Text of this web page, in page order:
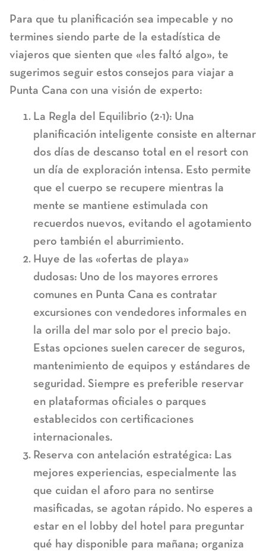
Para que tu planificación sea impecable y no
termines siendo parte de la estadística de
viajeros que sienten que «les faltó algo», te
sugerimos seguir estos consejos para viajar a
Punta Cana con una visión de experto:
La Regla del Equilibrio (2×1): Una
planificación inteligente consiste en alternar
dos días de descanso total en el resort con
un día de exploración intensa. Esto permite
que el cuerpo se recupere mientras la
mente se mantiene estimulada con
recuerdos nuevos, evitando el agotamiento
pero también el aburrimiento.
Huye de las «ofertas de playa»
dudosas: Uno de los mayores errores
comunes en Punta Cana es contratar
excursiones con vendedores informales en
la orilla del mar solo por el precio bajo.
Estas opciones suelen carecer de seguros,
mantenimiento de equipos y estándares de
seguridad. Siempre es preferible reservar
en plataformas oficiales o parques
establecidos con certificaciones
internacionales.
Reserva con antelación estratégica: Las
mejores experiencias, especialmente las
que cuidan el aforo para no sentirse
masificadas, se agotan rápido. No esperes a
estar en el lobby del hotel para preguntar
qué hay disponible para mañana; organiza